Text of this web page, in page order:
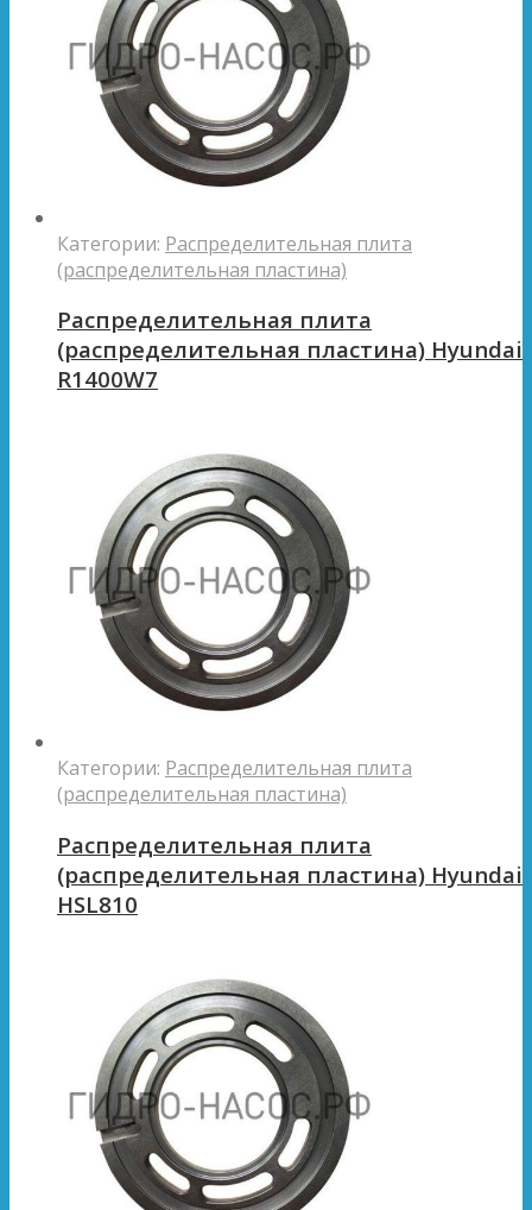
Категории: Распределительная плита
(распределительная пластина)
Распределительная плита
(распределительная пластина) Hyundai
R1400W7
Категории: Распределительная плита
(распределительная пластина)
Распределительная плита
(распределительная пластина) Hyundai
HSL810